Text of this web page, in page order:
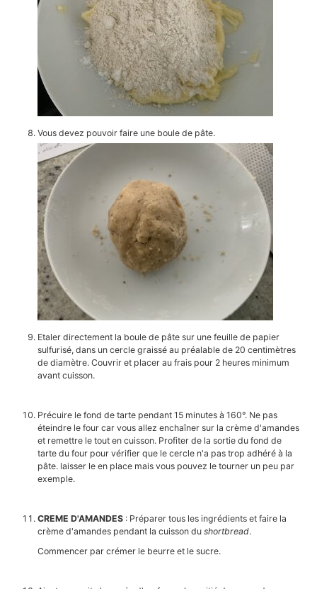
Vous devez pouvoir faire une boule de pâte.
Etaler directement la boule de pâte sur une feuille de papier
sulfurisé, dans un cercle graissé au préalable de 20 centimètres
de diamètre. Couvrir et placer au frais pour 2 heures minimum
avant cuisson.
Précuire le fond de tarte pendant 15 minutes à 160°. Ne pas
éteindre le four car vous allez enchaîner sur la crème d'amandes
et remettre le tout en cuisson. Profiter de la sortie du fond de
tarte du four pour vérifier que le cercle n'a pas trop adhéré à la
pâte. laisser le en place mais vous pouvez le tourner un peu par
exemple.
CREME D'AMANDES : Préparer tous les ingrédients et faire la
crème d'amandes pendant la cuisson dushortbread.
Commencer par crémer le beurre et le sucre.